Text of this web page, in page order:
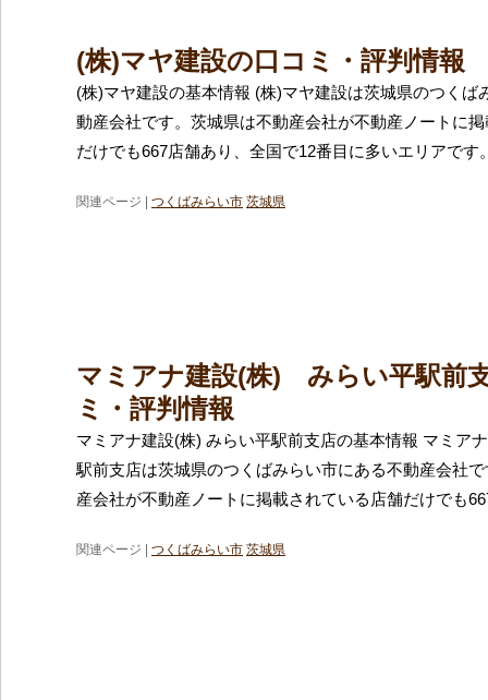
(株)マヤ建設の口コミ・評判情報
(株)マヤ建設の基本情報 (株)マヤ建設は茨城県のつくば
動産会社です。茨城県は不動産会社が不動産ノートに
だけでも667店舗あり、全国で12番目に多いエリアです
関連ページ | つくばみらい市 茨城県
マミアナ建設(株) みらい平駅前
ミ・評判情報
マミアナ建設(株) みらい平駅前支店の基本情報 マミア
駅前支店は茨城県のつくばみらい市にある不動産会社
産会社が不動産ノートに掲載されている店舗だけでも
関連ページ | つくばみらい市 茨城県